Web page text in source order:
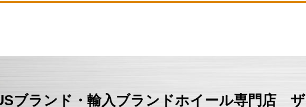
ブランド・輸入ブランドホイール専門店